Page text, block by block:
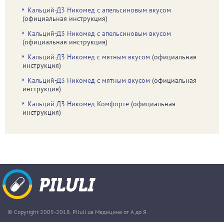
Кальций-Д3 Никомед с апельсиновым вкусом
(официальная инструкция)
Кальций-Д3 Никомед с апельсиновым вкусом
(официальная инструкция)
Кальций-Д3 Никомед с мятным вкусом (официальная
инструкция)
Кальций-Д3 Никомед с мятным вкусом (официальная
инструкция)
Кальций-Д3 Никомед Комфорте (официальная
инструкция)
© Copyright 2005-2018. Piluli.ua Медицина от А до Я.